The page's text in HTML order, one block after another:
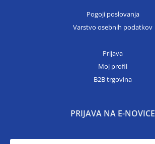
Pogoji poslovanja
Varstvo osebnih podatkov
Prijava
Moj profil
B2B trgovina
PRIJAVA NA E-NOVICE